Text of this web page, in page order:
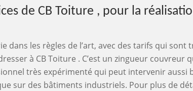
de CB Toiture , pour la
dans les règles de l’art, avec des tarifs qui sont
à CB Toiture . C’est un zingueur couvreur
très expérimenté qui peut intervenir aussi
sur des bâtiments industriels. Pour plus de